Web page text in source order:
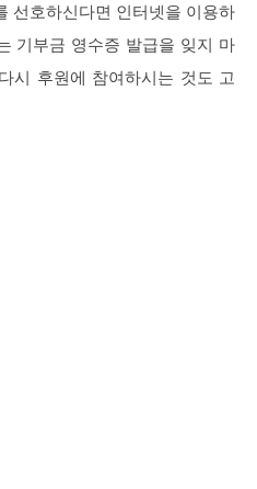
선호하신다면 인터넷을 이용하
기부금 영수증 발급을 잊지 마
시 후원에 참여하시는 것도 고